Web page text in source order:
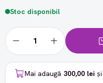
Stoc disponibil
Mai adaugă 300,00 lei